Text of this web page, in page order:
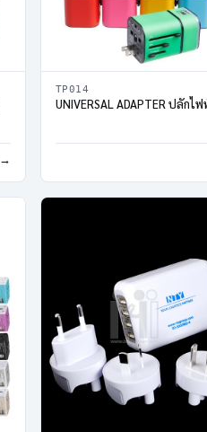
TP014
UNIVERSAL ADAPTER ปลั๊กไ